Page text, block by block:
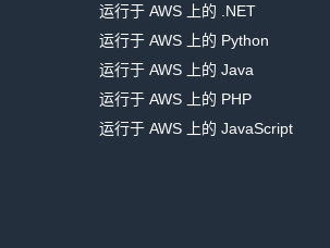
运行于 AWS 上的 .NET
运行于 AWS 上的 Python
运行于 AWS 上的 Java
运行于 AWS 上的 PHP
运行于 AWS 上的 JavaScript